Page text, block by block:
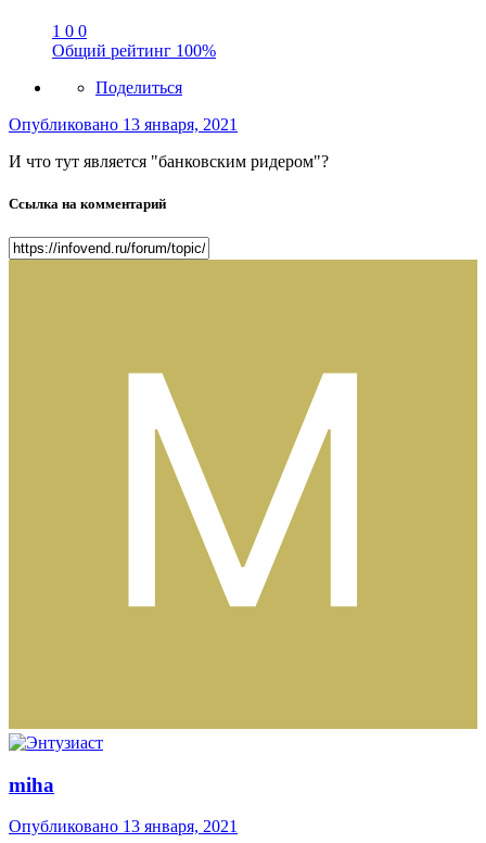
1 0 0
Общий рейтинг 100%
Поделиться
Опубликовано 13 января, 2021
И что тут является "банковским ридером"?
Ссылка на комментарий
miha
Опубликовано 13 января, 2021